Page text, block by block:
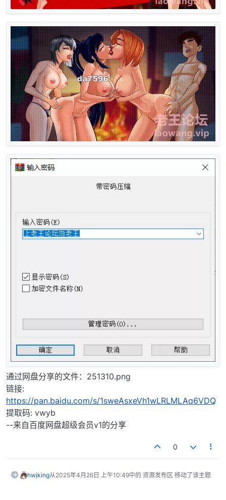
通过网盘分享的文件：251310.png
链接:
https://pan.baidu.com/s/1sweAsxeVh1wLRLMLAq6VDQ
提取码: vwyb
--来自百度网盘超级会员v1的分享
0
hwjking从2025年4月26日 上午10:49中的 资源发布区 移动了该主题